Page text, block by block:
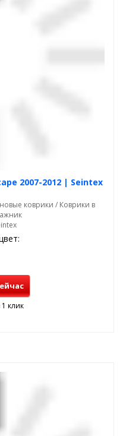
2007-2012 | Seintex
коврики / Коврики в
1 клик